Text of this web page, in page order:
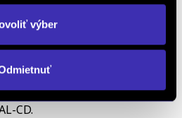
výber
September 2026
000 KM. Doživotný servis
využitia značkového
CD.